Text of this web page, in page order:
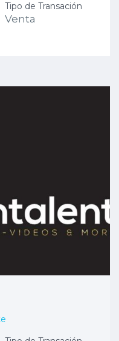
Tipo de Transación
Venta